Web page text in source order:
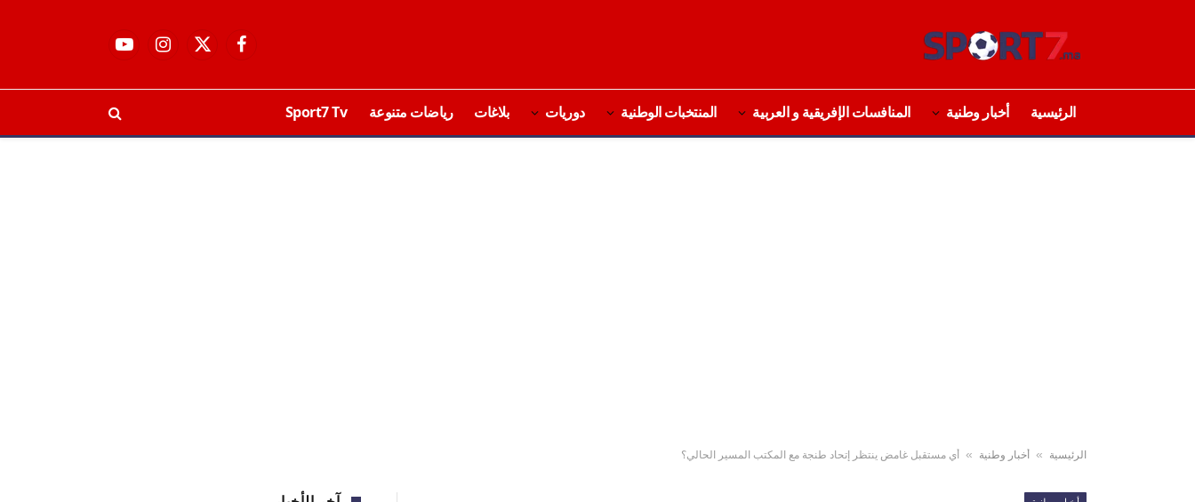
فيسبوكX
الانستغراميوتيوب
الرئيسية أخبار وطنية المنافسات الإفريقية و العربية المنتخبات الوطنية دوريات بلاغات رياضات متنوعة Sport7 Tv
الرئيسية » أخبار وطنية » أي مستقبل غامض ينتظر إتحاد طنجة مع المكتب المسير الحالي؟